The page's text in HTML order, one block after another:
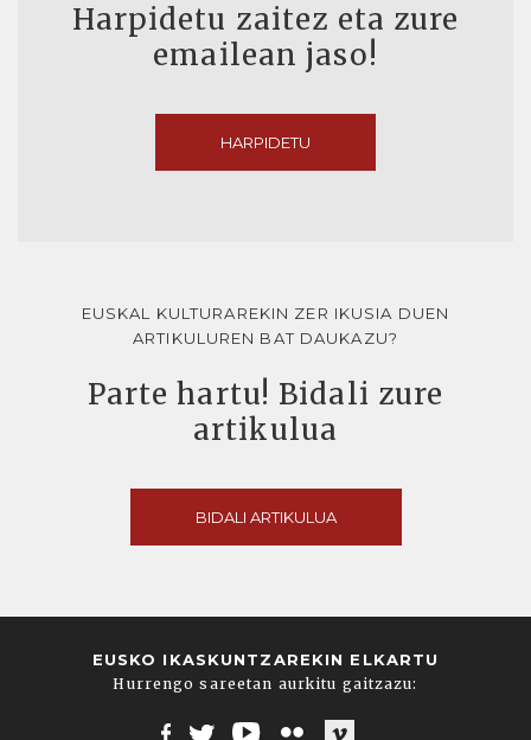
Harpidetu zaitez eta zure
emailean jaso!
HARPIDETU
EUSKAL KULTURAREKIN ZER IKUSIA DUEN
ARTIKULUREN BAT DAUKAZU?
Parte hartu! Bidali zure
artikulua
BIDALI ARTIKULUA
EUSKO IKASKUNTZAREKIN ELKARTU
Hurrengo sareetan aurkitu gaitzazu: